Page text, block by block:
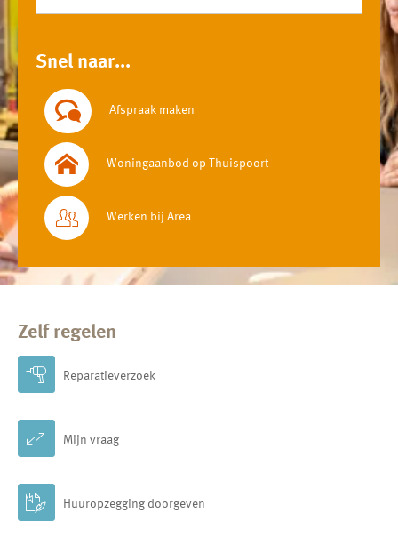
Snel naar...
Afspraak maken
Woningaanbod op Thuispoort
Werken bij Area
Zelf regelen
Reparatieverzoek
 Mijn vraag
 Huuropzegging doorgeven